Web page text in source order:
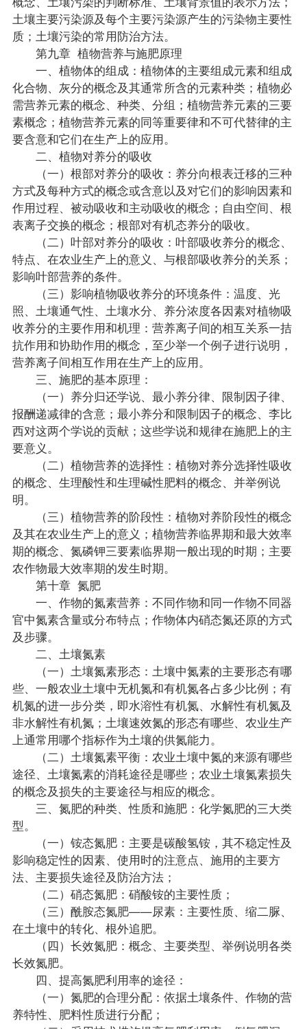
土壤主要污染源及每个主要污染源产生的污染物主要性
质；土壤污染的常用防治方法。
第九章 植物营养与施肥原理
一、植物体的组成：植物体的主要组成元素和组成
化合物、灰分的概念及其通常所含的元素种类；植物必
需营养元素的概念、种类、分组；植物营养元素的三要
素概念；植物营养元素的同等重要律和不可代替律的主
要含意和它们在生产上的应用。
二、植物对养分的吸收
（一）根部对养分的吸收：养分向根表迁移的三种
方式及每种方式的概念或含意以及对它们的影响因素和
作用过程、被动吸收和主动吸收的概念；自由空间、根
表离子交换的概念；根部对有机态养分的吸收。
（二）叶部对养分的吸收：叶部吸收养分的概念、
特点、在农业生产上的意义、与根部吸收养分的关系；
影响叶部营养的条件。
（三）影响植物吸收养分的环境条件：温度、光
照、土壤通气性、土壤水分、养分浓度各因素对植物吸
收养分的主要作用和机理：营养离子间的相互关系一拮
抗作用和协助作用的概念，至少举一个例子进行说明，
营养离子间相互作用在生产上的应用。
三、施肥的基本原理：
（一）养分归还学说、最小养分律、限制因子律、
报酬递减律的含意；最小养分和限制因子的概念、李比
西对这两个学说的贡献；这些学说和规律在施肥上的主
要意义。
（二）植物营养的选择性：植物对养分选择性吸收
的概念、生理酸性和生理碱性肥料的概念、并举例说
明。
（三）植物营养的阶段性：植物对养阶段性的概念
及其在农业生产上的意义；植物营养临界期和最大效率
期的概念、氮磷钾三要素临界期一般出现的时期；主要
农作物最大效率期的发生时期。
第十章 氮肥
一、作物的氮素营养：不同作物和同一作物不同器
官中氮素含量或分布特点；作物体内硝态氮还原的方式
及步骤。
二、土壤氮素
（一）土壤氮素形态：土壤中氮素的主要形态有哪
些、一般农业土壤中无机氮和有机氮各占多少比例；有
机氮的进一步分类，即水溶性有机氮、水解性有机氮及
非水解性有机氮；土壤速效氮的形态有哪些、农业生产
上通常用哪个指标作为土壤的供氮能力。
（二）土壤氮素平衡：农业土壤中氮的来源有哪些
途径、土壤氮素的消耗途径是哪些；农业土壤氮素损失
的概念及损失的主要途径与相应的概念。
三、氮肥的种类、性质和施肥：化学氮肥的三大类
型。
（一）铵态氮肥：主要是碳酸氢铵，其不稳定性及
影响稳定性的因素、使用时的注意点、施用的主要方
法、主要损失途径及防治方法；
（二）硝态氮肥：硝酸铵的主要性质；
（三）酰胺态氮肥——尿素：主要性质、缩二脲、
在土壤中的转化、根外追肥。
（四）长效氮肥：概念、主要类型、举例说明各类
长效氮肥。
四、提高氮肥利用率的途径：
（一）氮肥的合理分配：依据土壤条件、作物的营
养特性、肥料性质进行分配；